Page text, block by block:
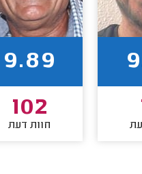
9.89
102
חוות דעת